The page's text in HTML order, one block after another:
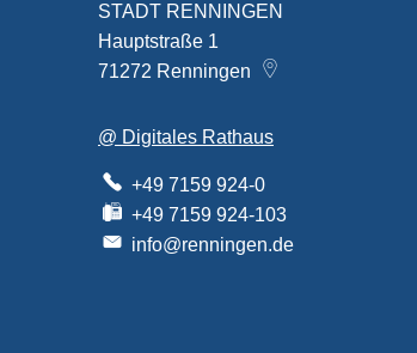
STADT RENNINGEN
Hauptstraße 1
71272 Renningen
@ Digitales Rathaus
+49 7159 924-0
+49 7159 924-103
info@renningen.de